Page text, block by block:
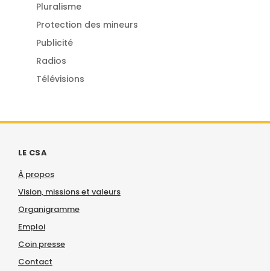
Pluralisme
Protection des mineurs
Publicité
Radios
Télévisions
LE CSA
À propos
Vision, missions et valeurs
Organigramme
Emploi
Coin presse
Contact